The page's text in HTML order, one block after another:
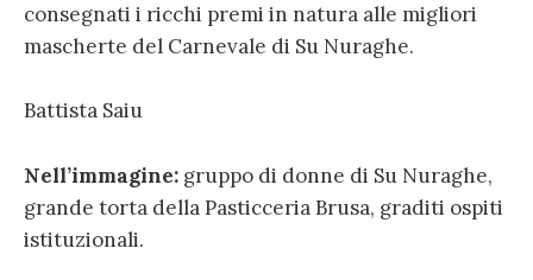
consegnati i ricchi premi in natura alle migliori
mascherte del Carnevale di Su Nuraghe.
Battista Saiu
Nell’immagine: gruppo di donne di Su Nuraghe,
grande torta della Pasticceria Brusa, graditi ospiti
istituzionali.